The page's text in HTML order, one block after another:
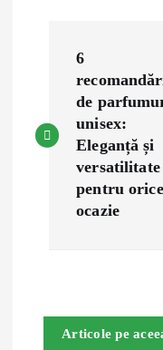
s
v
6
de
unisex:
Eleganță și
versatilitate
pentru orice
ocazie
Articole pe